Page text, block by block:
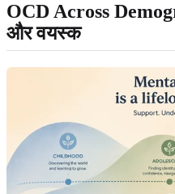
OCD Across
और वयस्क